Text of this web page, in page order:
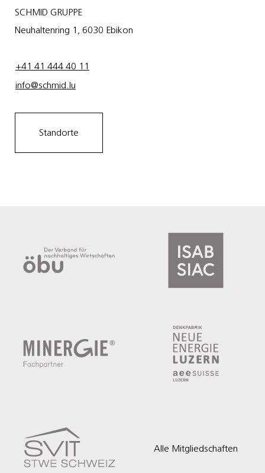
SCHMID GRUPPE
Neuhaltenring 1, 6030 Ebikon
+41 41 444 40 11
info@schmid.lu
Standorte
Alle Mitgliedschaften